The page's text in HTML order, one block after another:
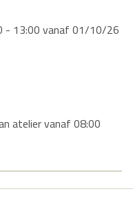
- 13:00 vanaf 01/10/26
atelier vanaf 08:00